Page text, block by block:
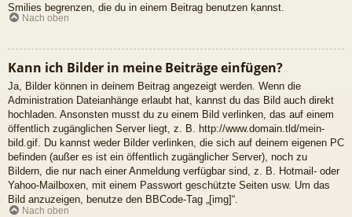
Smilies begrenzen, die du in einem Beitrag benutzen kannst.
Nach oben
Kann ich Bilder in meine Beiträge einfügen?
Ja, Bilder können in deinem Beitrag angezeigt werden. Wenn die
Administration Dateianhänge erlaubt hat, kannst du das Bild auch direkt
hochladen. Ansonsten musst du zu einem Bild verlinken, das auf einem
öffentlich zugänglichen Server liegt, z. B. http://www.domain.tld/mein-
bild.gif. Du kannst weder Bilder verlinken, die sich auf deinem eigenen PC
befinden (außer es ist ein öffentlich zugänglicher Server), noch zu
Bildern, die nur nach einer Anmeldung verfügbar sind, z. B. Hotmail- oder
Yahoo-Mailboxen, mit einem Passwort geschützte Seiten usw. Um das
Bild anzuzeigen, benutze den BBCode-Tag „[img]“.
Nach oben